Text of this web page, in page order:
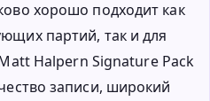
хорошо подходит как
партий, так и для
Halpern Signature Pack
записи, широкий